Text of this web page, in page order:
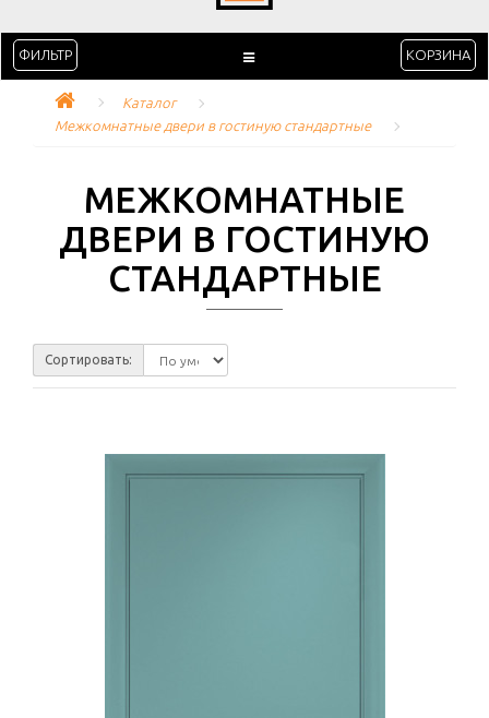
ФИЛЬТР КОРЗИНА
Каталог
Межкомнатные двери в гостиную стандартные
МЕЖКОМНАТНЫЕ
ДВЕРИ В ГОСТИНУЮ
СТАНДАРТНЫЕ
Сортировать: